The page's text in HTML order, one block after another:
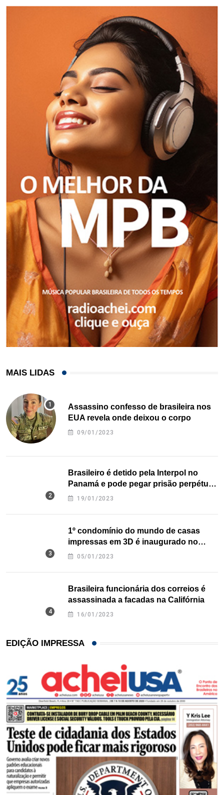
MAIS LIDAS
Assassino confesso de brasileira nos
EUA revela onde deixou o corpo
09/01/2023
Brasileiro é detido pela Interpol no
Panamá e pode pegar prisão perpétua
nos EUA
19/01/2023
1º condomínio do mundo de casas
impressas em 3D é inaugurado no
Texas
05/01/2023
Brasileira funcionária dos correios é
assassinada a facadas na Califórnia
16/01/2023
EDIÇÃO IMPRESSA